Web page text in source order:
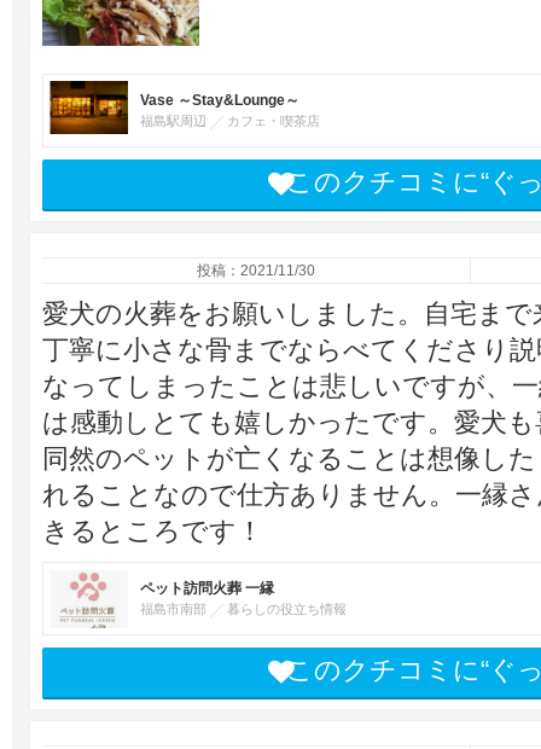
Vase ～Stay&Lounge～
福島駅周辺 カフェ・喫茶店
このクチコミに“ぐ
投稿：2021/11/30
愛犬の火葬をお願いしました。自宅ま
丁寧に小さな骨までならべてくださり
なってしまったことは悲しいですが、
は感動しとても嬉しかったです。愛犬
同然のペットが亡くなることは想像し
れることなので仕方ありません。一縁
きるところです！
ペット訪問火葬 一縁
福島市南部 暮らしの役立ち情報
このクチコミに“ぐ